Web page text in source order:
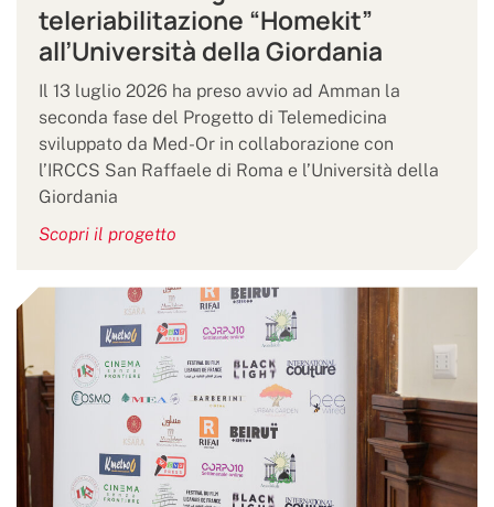
teleriabilitazione “Homekit”
all’Università della Giordania
Il 13 luglio 2026 ha preso avvio ad Amman la
seconda fase del Progetto di Telemedicina
sviluppato da Med-Or in collaborazione con
l’IRCCS San Raffaele di Roma e l’Università della
Giordania
Scopri il progetto